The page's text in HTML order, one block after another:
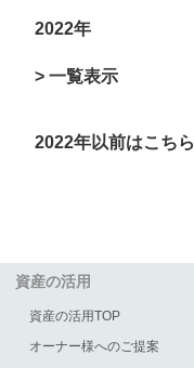
2022年
> 一覧表示
2022年以前はこちら
資産の活用
資産の活用TOP
オーナー様へのご提案